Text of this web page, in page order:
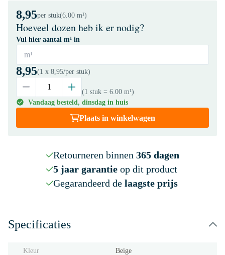
8,95per stuk(6.00 m¹)
Hoeveel dozen heb ik er nodig?
Vul hier aantal m¹ in
m¹
8,95(1 x 8,95/per stuk)
(1 stuk = 6.00 m¹)
Vandaag besteld, dinsdag in huis
Plaats in winkelwagen
Retourneren binnen 365 dagen
5 jaar garantieop dit product
Gegarandeerd de laagste prijs
Specificaties
Kleur Beige